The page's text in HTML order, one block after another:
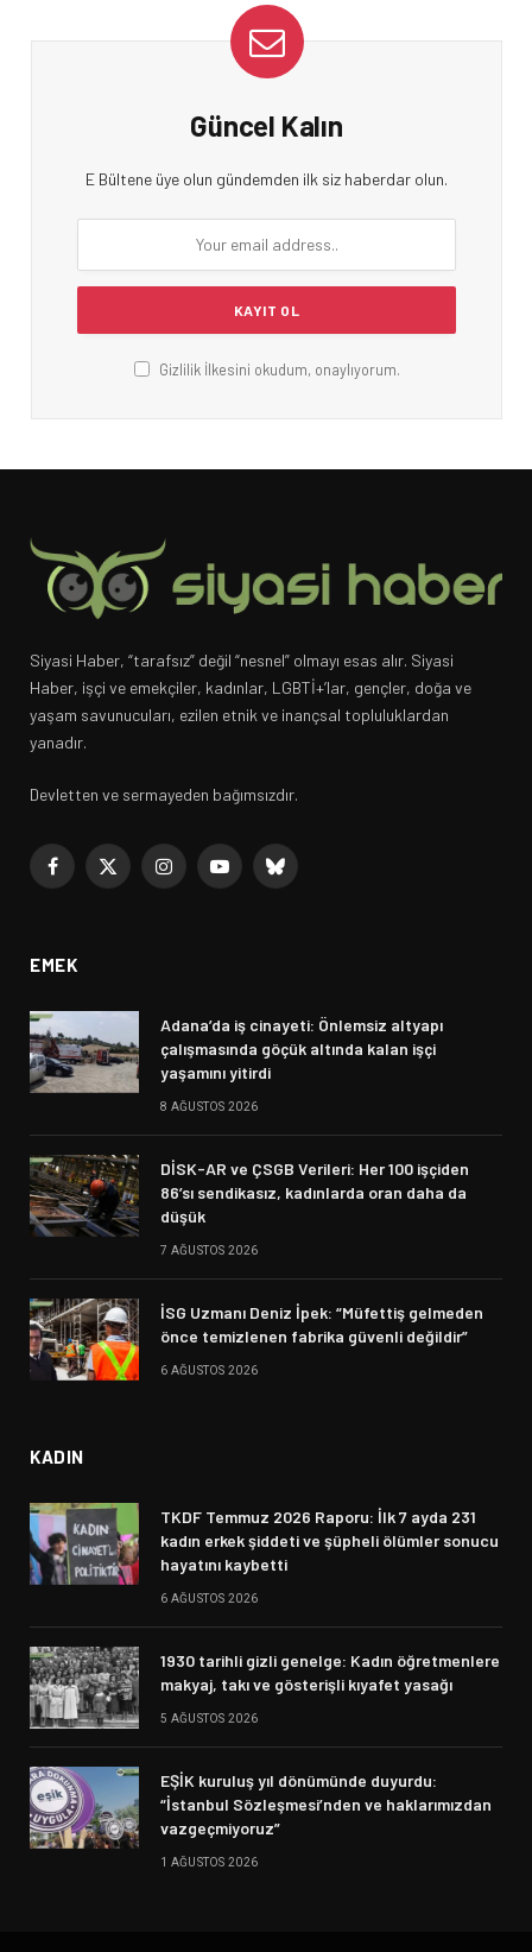
Güncel Kalın
E Bültene üye olun gündemden ilk siz haberdar olun.
Gizlilik İlkesini okudum, onaylıyorum.
Siyasi Haber, “tarafsız” değil “nesnel” olmayı esas alır. Siyasi
Haber, işçi ve emekçiler, kadınlar, LGBTİ+’lar, gençler, doğa ve
yaşam savunucuları, ezilen etnik ve inançsal topluluklardan
yanadır.
Devletten ve sermayeden bağımsızdır.
Facebook
X
InstagramYouTubeBluesky
EMEK
Adana’da iş cinayeti: Önlemsiz altyapı
çalışmasında göçük altında kalan işçi
yaşamını yitirdi
8 AĞUSTOS 2026
DİSK-AR ve ÇSGB Verileri: Her 100 işçiden
86’sı sendikasız, kadınlarda oran daha da
düşük
7 AĞUSTOS 2026
İSG Uzmanı Deniz İpek: “Müfettiş gelmeden
önce temizlenen fabrika güvenli değildir”
6 AĞUSTOS 2026
KADIN
TKDF Temmuz 2026 Raporu: İlk 7 ayda 231
kadın erkek şiddeti ve şüpheli ölümler sonucu
hayatını kaybetti
6 AĞUSTOS 2026
1930 tarihli gizli genelge: Kadın öğretmenlere
makyaj, takı ve gösterişli kıyafet yasağı
5 AĞUSTOS 2026
EŞİK kuruluş yıl dönümünde duyurdu:
“İstanbul Sözleşmesi’nden ve haklarımızdan
vazgeçmiyoruz”
1 AĞUSTOS 2026